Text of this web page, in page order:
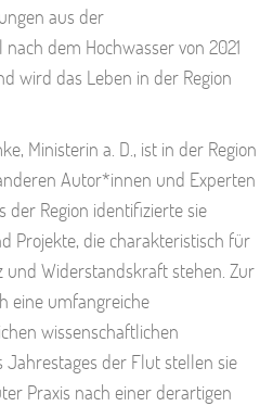
aus der
dem Hochwasser von 2021
wird das Leben in der Region
Ministerin a. D., ist in der Region
Autor*innen und Experten
der Region identifizierte sie
Projekte, die charakteristisch für
und Widerstandskraft stehen. Zur
eine umfangreiche
wissenschaftlichen
Jahrestages der Flut stellen sie
Praxis nach einer derartigen